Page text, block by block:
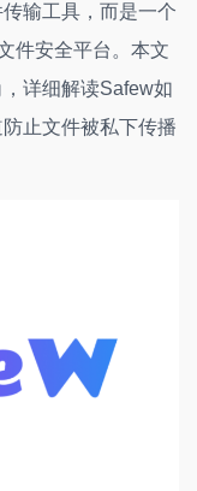
输工具，而是一个
件安全平台。本文
详细解读Safew如
止文件被私下传播